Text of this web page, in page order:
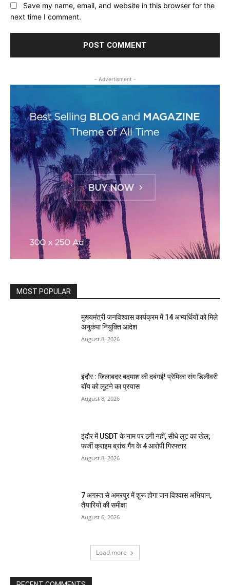
Save my name, email, and website in this browser for the
next time I comment.
- Advertisment -
MOST POPULAR
मुख्यमंत्री जनविश्वास कार्यक्रम में 14 अभ्यर्थियों को मिले
अनुकंपा नियुक्ति आदेश
August 8, 2026
इंदौर : जिलाबदर बदमाश की दबंगई! प्रेमिका संग डिलीवरी
बॉय को लूटने का प्रयास
August 8, 2026
इंदौर में USDT के नाम पर ठगी नहीं, सीधे लूट का खेल;
फर्जी क्राइम ब्रांच गैंग के 4 आरोपी गिरफ्तार
August 8, 2026
7 अगस्त से अमरपुर में शुरू होगा जन विश्वास अभियान,
तैयारियों की समीक्षा
August 6, 2026
Load more